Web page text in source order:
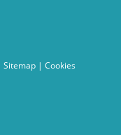
Sitemap| Cookies